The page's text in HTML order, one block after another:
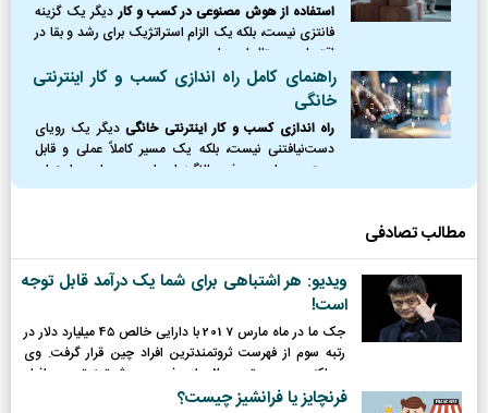
استفاده از هوش مصنوعی در کسب و کاردیگر یک گزینه
فانتزی نیست، بلکه یک الزام استراتژیک برای رشد و بقا در
اقتصاد دیجیتال امروز است.
راهنمای کامل راه اندازی کسب و کار اینترنتی
خانگی
راه اندازی کسب و کار اینترنتی خانگیدیگر یک رویای
دست‌نیافتنی نیست، بلکه یک مسیر کاملاً عملی و قابل
دسترس برای هر فرد باانگیزه‌ای است. در این راهنمای
جامع، نقشه راه کاملی از نقطه صفر را ترسیم کردیم؛
مطالب تصادفی
ویدیو: هر اشتباهی برای شما یک درآمد قابل توجه
است!
جک ما در ماه مارس 2017 با دارایی خالص 45 میلیارد دلار در
رتبه سوم از فهرست ثروتمندترین افراد چین قرار گرفت. وی
هم‌اکنون در رتبه ۲۰ از فهرست ثروتمندترین افراد
جهان مجله فوربز قرار دارد.
فرنچایز یا فرانشیز چیست؟